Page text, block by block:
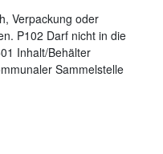
Verpackung oder
P102 Darf nicht in die
Inhalt/Behälter
Sammelstelle